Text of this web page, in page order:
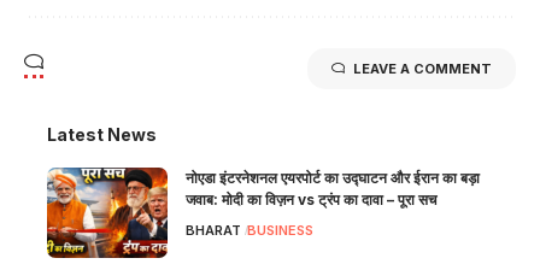
LEAVE A COMMENT
Latest News
नोएडा इंटरनेशनल एयरपोर्ट का उद्घाटन और ईरान का बड़ा
जवाब: मोदी का विज़न vs ट्रंप का दावा – पूरा सच
BHARAT BUSINESS